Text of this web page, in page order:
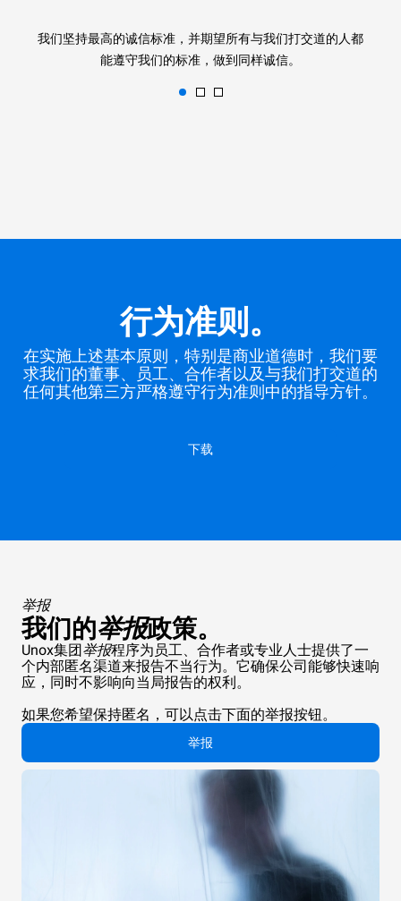
我们坚持最高的诚信标准，并期望所有与我们打交道的人都
能遵守我们的标准，做到同样诚信。
行为准则。
在实施上述基本原则，特别是商业道德时，我们要
求我们的董事、员工、合作者以及与我们打交道的
任何其他第三方严格遵守行为准则中的指导方针。
下载
举报
我们的举报政策。
Unox集团 举报程序为员工、合作者或专业人士提供了一
个内部匿名渠道来报告不当行为。它确保公司能够快速响
应，同时不影响向当局报告的权利。
如果您希望保持匿名，可以点击下面的举报按钮。
举报